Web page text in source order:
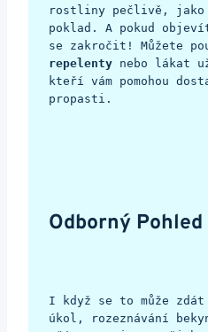
rostliny pečlivě, jako
poklad. A pokud
se zakročit! Můžete
repelenty nebo lákat
kteří vám pomohou
propasti.
Odborný Pohled
I když se to může zdát
úkol, rozeznávání